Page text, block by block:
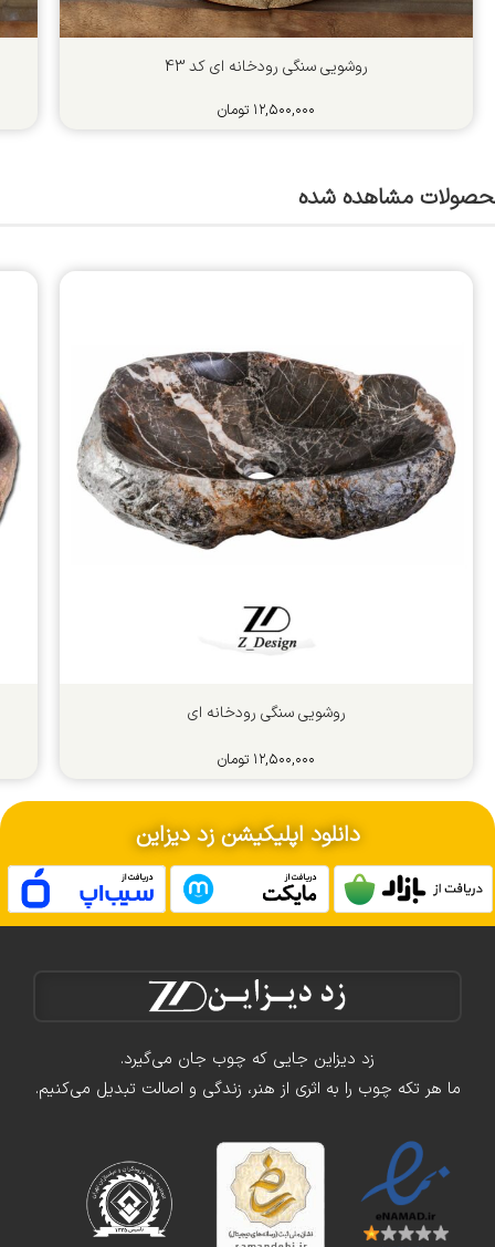
روشویی سنگی رودخانه ای کد 43
۱۲,۵۰۰,۰۰۰ تومان
مشاهده شده
روشویی سنگی رودخانه ای
۱۲,۵۰۰,۰۰۰ تومان
دانلود اپلیکیشن زد دیزاین
زد دیزاین جایی که چوب جان می‌گیرد.
ما هر تکه چوب را به اثری از هنر، زندگی و اصالت تبدیل می‌کنیم.